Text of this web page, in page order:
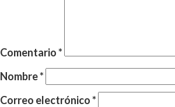
Comentario*
Nombre*
Correo electrónico*